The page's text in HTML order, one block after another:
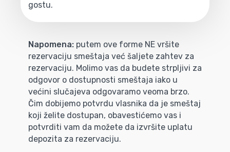
gostu.
Napomena: putem ove forme NE vršite
rezervaciju smeštaja već šaljete zahtev za
rezervaciju. Molimo vas da budete strpljivi za
odgovor o dostupnosti smeštaja iako u
većini slučajeva odgovaramo veoma brzo.
Čim dobijemo potvrdu vlasnika da je smeštaj
koji želite dostupan, obavestićemo vas i
potvrditi vam da možete da izvršite uplatu
depozita za rezervaciju.